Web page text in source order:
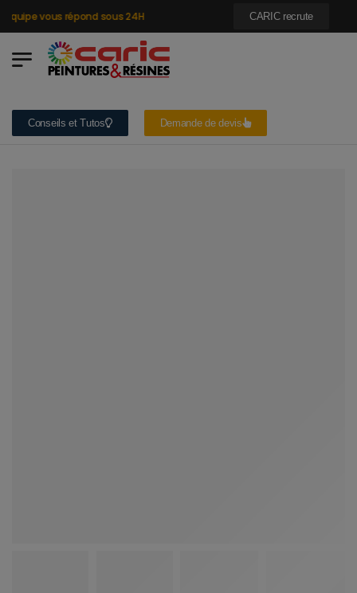
vous répond sous 24H CARIC recrute
Conseils et Tutos Demande de devis